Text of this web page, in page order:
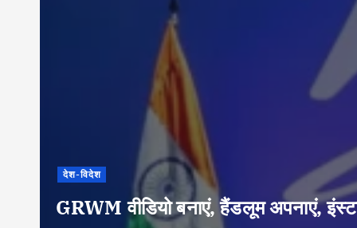
देश-विदेश
GRWM वीडियो बनाएं, हैंडलूम अपनाएं,